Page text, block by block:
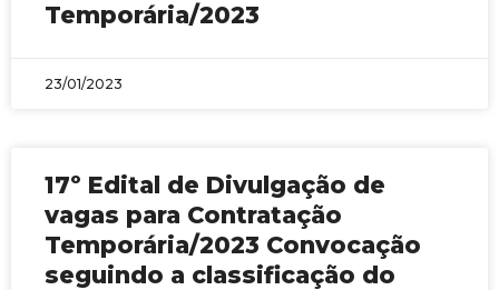
Temporária/2023
23/01/2023
17º Edital de Divulgação de
vagas para Contratação
Temporária/2023 Convocação
seguindo a classificação do